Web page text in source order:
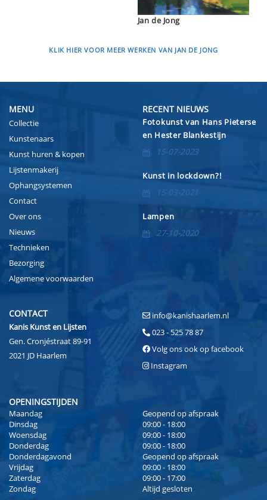
Jan de Jong
KLIK HIER VOOR MEER WERKEN VAN JAN DE JONG
MENU
Collectie
Kunstenaars
Kunst huren & kopen
Lijstenmakerij
Ophangsystemen
Contact
Over ons
Nieuws
Technieken
Bezorging
Algemene voorwaarden
RECENT NIEUWS
Fotokunst van Hans Pieterse
en Hester Blankestijn
15-07-2023
Kunst in lockdown?!
15-03-2021
Lampen
27-10-2020
CONTACT
Kanis Kunst en Lijsten
Gen. Cronjéstraat 89-91
2021 JD Haarlem
info@kanishaarlem.nl
023 - 525 78 87
Volg ons ook op facebook
Instagram
OPENINGSTIJDEN
Maandag
Geopend op afspraak
Dinsdag
09:00 - 18:00
Woensdag
09:00 - 18:00
Donderdag
09:00 - 18:00
Donderdagavond
Geopend op afspraak
Vrijdag
09:00 - 18:00
Zaterdag
09:00 - 17:00
Zondag
Altijd gesloten